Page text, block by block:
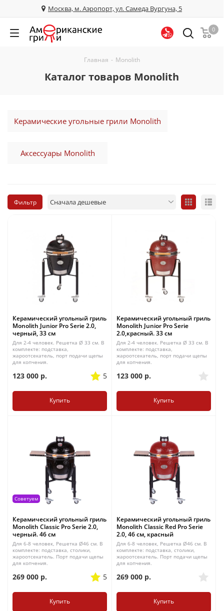
Москва, м. Аэропорт, ул. Самеда Вургуна, 5
0
Главная - Monolith
Каталог товаров Monolith
Керамические угольные грили Monolith
Аксессуары Monolith
Фильтр
Керамический угольный гриль
Monolith Junior Pro Serie 2.0,
черный, 33 см
Для 2-4 человек. Решетка Ø 33 см. В
комплекте: подставка,
жароотсекатель, порт подачи щепы
для копчения.
123 000 р. 5
Купить
Керамический угольный гриль
Monolith Junior Pro Serie
2.0,красный. 33 см
Для 2-4 человек. Решетка Ø 33 см. В
комплекте: подставка,
жароотсекатель, порт подачи щепы
для копчения.
123 000 р.
Купить
Советуем
Керамический угольный гриль
Monolith Classic Pro Serie 2.0,
черный. 46 см
Для 6-8 человек, Решетка Ø46 см. В
комплекте: подставка, столики,
жароотсекатель. Порт подачи щепы
для копчения.
269 000 р. 5
Купить
Керамический угольный гриль
Monolith Classic Red Pro Serie
2.0, 46 см, красный
Для 6-8 человек, Решетка Ø46 см. В
комплекте: подставка, столики,
жароотсекатель. Порт подачи щепы
для копчения.
269 000 р.
Купить